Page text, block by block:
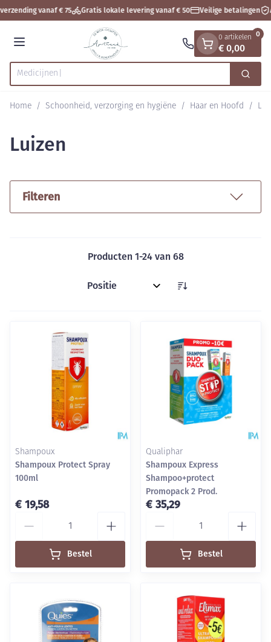
Ga naar de inhoud
1 van 1vanaf € 75 Gratis lokale levering vanaf € 50 Veilige betalingen
Menu
Product, merk, categorie... Zoek
0 artikelen
€ 0,00
0
Home / Schoonheid, verzorging en hygiëne / Haar en Hoofd /
Luizen
Filteren
Producten 1-24van 68
Sorteer op:
Shampoux
Shampoux Protect Spray
100ml
€ 19,58
Bestel
Qualiphar
Shampoux Express
Shampoo+protect
Promopack 2 Prod.
€ 35,29
Bestel